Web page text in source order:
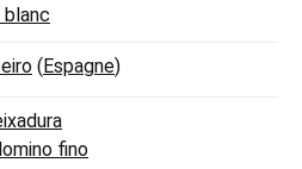
blanc
(Espagne)
fino